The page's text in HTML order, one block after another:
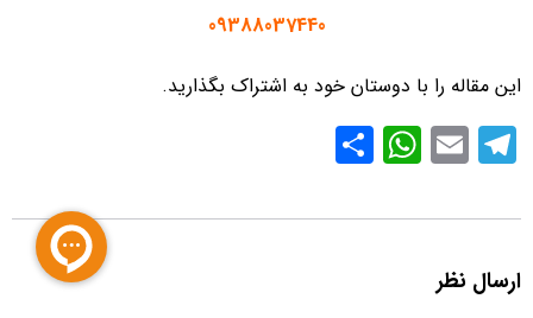
09388037440
این مقاله را با دوستان خود به اشتراک بگذارید.
T
el
e
gr
a
E
m
ail
W
h
at
ar
ارسال نظر